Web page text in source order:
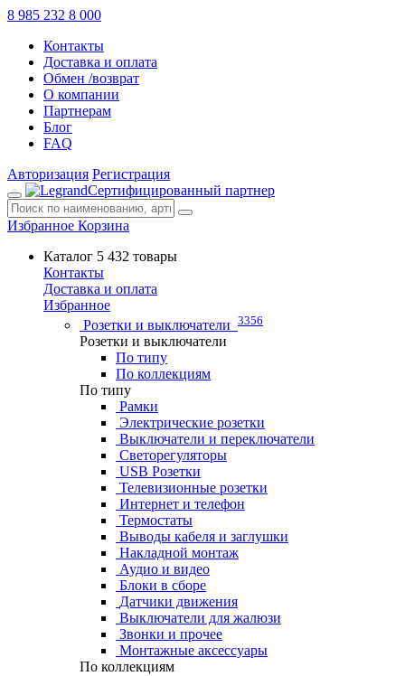
8 985 232 8 000
Контакты
Доставка и оплата
Обмен /возврат
О компании
Партнерам
Блог
FAQ
Авторизация Регистрация
Сертифицированный партнер
Избранное Корзина
Каталог 5 432 товары
Контакты
Доставка и оплата
Избранное
Розетки и выключатели 3356
Розетки и выключатели
По типу
По коллекциям
По типу
Рамки
Электрические розетки
Выключатели и переключатели
Светорегуляторы
USB Розетки
Телевизионные розетки
Интернет и телефон
Термостаты
Выводы кабеля и заглушки
Накладной монтаж
Аудио и видео
Блоки в сборе
Датчики движения
Выключатели для жалюзи
Звонки и прочее
Монтажные аксессуары
По коллекциям